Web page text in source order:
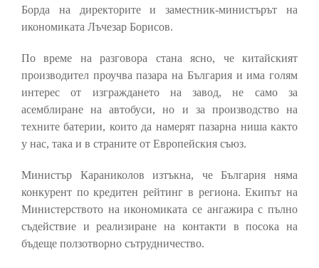
Борда на директорите и заместник-министърът на
икономиката Лъчезар Борисов.
По време на разговора стана ясно, че китайският
производител проучва пазара на България и има голям
интерес от изграждането на завод, не само за
асемблиране на автобуси, но и за производство на
техните батерии, които да намерят пазарна ниша както
у нас, така и в страните от Европейския съюз.
Министър Караниколов изтъкна, че България няма
конкурент по кредитен рейтинг в региона. Екипът на
Министерството на икономиката се ангажира с пълно
съдействие и реализиране на контакти в посока на
бъдеще ползотворно сътрудничество.